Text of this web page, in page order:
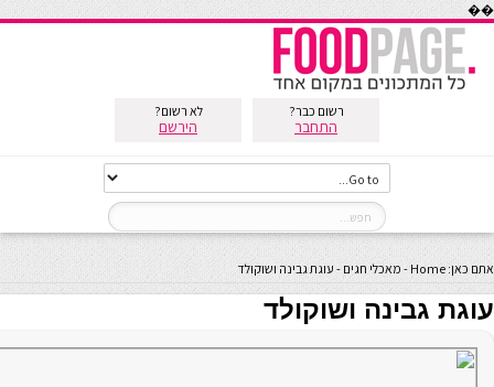
��
רשום כבר?
התחבר
לא רשום?
הירשם
אתם כאן: Home
- מאכלי חגים - עוגת גבינה ושוקולד
עוגת גבינה ושוקולד